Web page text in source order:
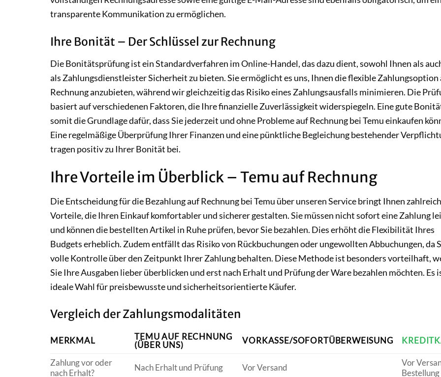
transparente Kommunikation zu ermöglichen.
Ihre Bonität – Der Schlüssel zur Rechnung
Die Bonitätsprüfung ist ein Standardverfahren im Online-Handel, das dazu dient, sowohl Ihnen als
als Zahlungsdienstleister Sicherheit zu bieten. Sie ermöglicht es uns, Ihnen die flexible Zahlungsoption
Rechnung anzubieten, während wir gleichzeitig das Risiko eines Zahlungsausfalls minimieren. Die
basiert auf verschiedenen Faktoren, die Ihre finanzielle Zuverlässigkeit widerspiegeln. Eine gute
somit die Grundlage dafür, dass Sie jederzeit und ohne Probleme auf Rechnung bei Temu einkaufen
Eine regelmäßige Überprüfung Ihrer Finanzen und eine pünktliche Begleichung bestehender
tragen positiv zu Ihrer Bonität bei.
Ihre Vorteile im Überblick – Temu auf Rechnung
Die Entscheidung für die Bezahlung auf Rechnung bei Temu über unseren Service bringt Ihnen
Vorteile, die Ihren Einkauf komfortabler und sicherer gestalten. Sie müssen nicht sofort eine Zahlung
und können die bestellten Artikel in Ruhe prüfen, bevor Sie bezahlen. Dies erhöht die Flexibilität Ihres
Budgets erheblich. Zudem entfällt das Risiko von Rückbuchungen oder ungewollten Abbuchungen, da
volle Kontrolle über den Zeitpunkt Ihrer Zahlung behalten. Diese Methode ist besonders vorteilhaft,
Sie Ihre Ausgaben lieber überblicken und erst nach Erhalt und Prüfung der Ware bezahlen möchten. Es
ideale Wahl für preisbewusste und sicherheitsorientierte Käufer.
Vergleich der Zahlungsmodalitäten
MERKMAL
TEMU AUF RECHNUNG
(ÜBER UNS)
VORKASSE/SOFORTÜBERWEISUNG
Zahlung vor oder
nach Erhalt?
Nach Erhalt und Prüfung Vor Versand
Vor
Bestellung